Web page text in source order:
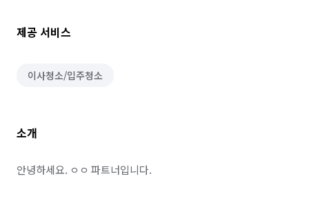
제공 서비스
이사청소/입주청소
소개
안녕하세요. ㅇㅇ 파트너입니다.